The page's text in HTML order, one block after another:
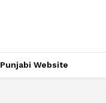
Punjabi Website